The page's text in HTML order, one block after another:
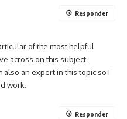
of the most helpful
across on this subject.
also an expert in this topic so I
work.
Responder
Responder